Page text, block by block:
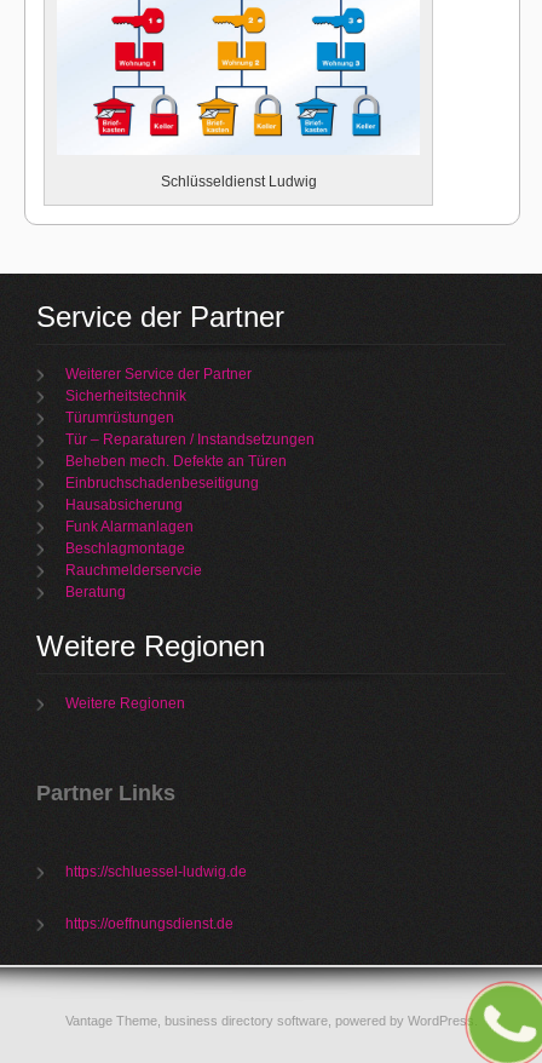
Schlüsseldienst Ludwig
Service der Partner
Weiterer Service der Partner
Sicherheitstechnik
Türumrüstungen
Tür – Reparaturen / Instandsetzungen
Beheben mech. Defekte an Türen
Einbruchschadenbeseitigung
Hausabsicherung
Funk Alarmanlagen
Beschlagmontage
Rauchmelderservcie
Beratung
Weitere Regionen
Weitere Regionen
Partner Links
https://schluessel-ludwig.de
https://oeffnungsdienst.de
Vantage Theme, business directory software, powered by WordPress